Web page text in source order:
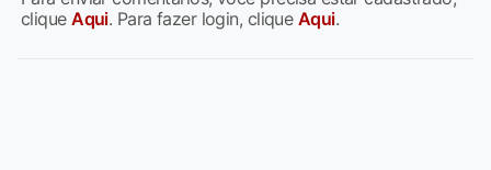
cliqueAqui. Para fazer login, clique Aqui.